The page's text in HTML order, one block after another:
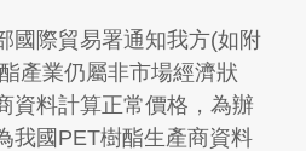
國際貿易署通知我方(如附
產業仍屬非市場經濟狀
資料計算正常價格，為辦
我國PET樹酯生產商資料